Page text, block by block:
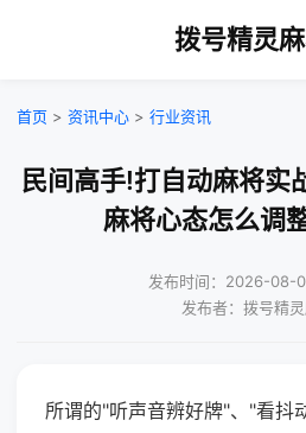
拨号精灵
首页 > 资讯中心 > 行业资讯
民间高手!打自动麻将实
麻将心态怎么调
发布时间：2026-08-
发布者：拨号精
所谓的"听声音辨好牌"、"看抖